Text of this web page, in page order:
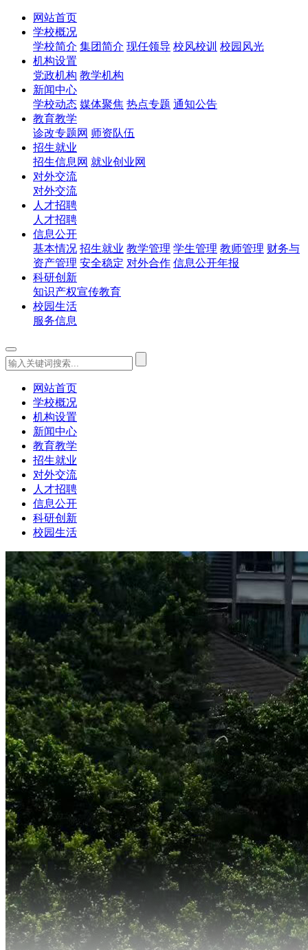
网站首页
学校概况
学校简介 集团简介 现任领导 校风校训 校园风光
机构设置
党政机构 教学机构
新闻中心
学校动态 媒体聚焦 热点专题 通知公告
教育教学
诊改专题网 师资队伍
招生就业
招生信息网 就业创业网
对外交流
对外交流
人才招聘
人才招聘
信息公开
基本情况 招生就业 教学管理 学生管理 教师管理 财务与
资产管理 安全稳定 对外合作 信息公开年报
科研创新
知识产权宣传教育
校园生活
服务信息
网站首页
学校概况
机构设置
新闻中心
教育教学
招生就业
对外交流
人才招聘
信息公开
科研创新
校园生活